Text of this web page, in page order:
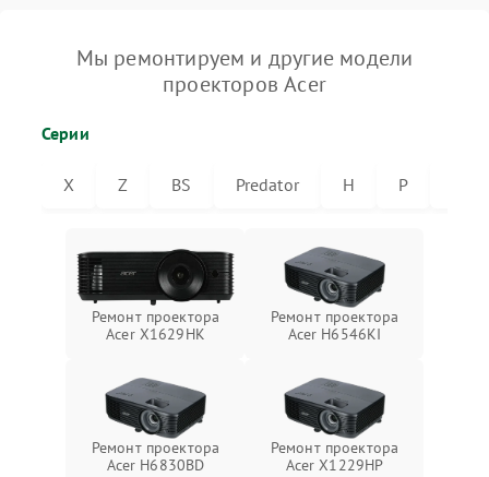
Мы ремонтируем и другие модели
проекторов Acer
Серии
X Z BS Predator H P
Ремонт проектора
Acer X1629HK
Ремонт проектора
Acer H6546KI
Ремонт проектора
Acer H6830BD
Ремонт проектора
Acer X1229HP